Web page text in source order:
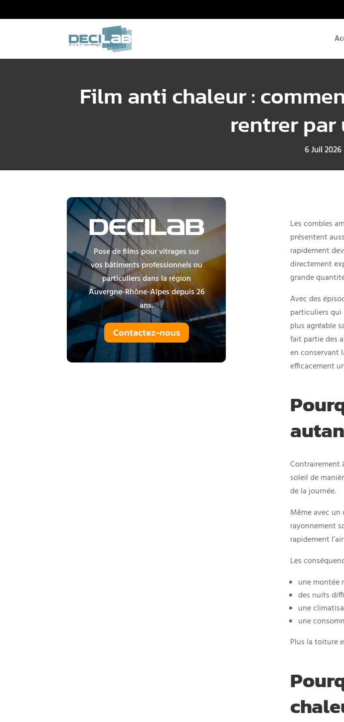
Film anti chaleur :
rentrer par
6 Juil 2026
DECILAB
Pose de films pour vitrages sur
vos bâtiments professionnels ou
particuliers dans la région
Auvergne-Rhône-Alpes depuis 26
ans.
Contactez-nous
Les combles
présentent
rapidement
directement
grande
Avec des
particuliers
plus agréable
fait partie des
en conservant
efficacement
Contrairement
soleil de
de la journée.
Même avec
rayonnement
rapidement
Les
une montée
des nuits
une
une
Plus la toiture